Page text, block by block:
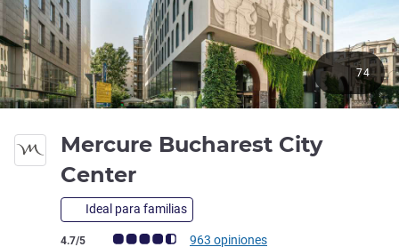
Mercure Bucharest City
Center
Ideal para familias
Nota de clientes de Avis (Clasificación de ALL)
4.7/5 963 opiniones
74